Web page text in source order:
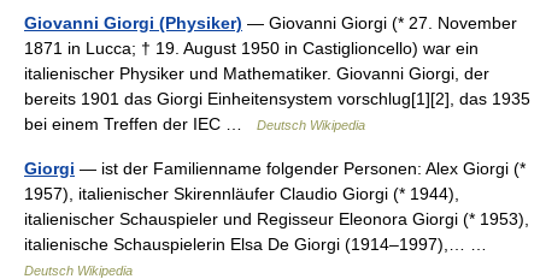
Giovanni Giorgi (Physiker) — Giovanni Giorgi (* 27. November
1871 in Lucca; † 19. August 1950 in Castiglioncello) war ein
italienischer Physiker und Mathematiker. Giovanni Giorgi, der
bereits 1901 das Giorgi Einheitensystem vorschlug[1][2], das 1935
bei einem Treffen der IEC …
Deutsch Wikipedia
Giorgi — ist der Familienname folgender Personen: Alex Giorgi (*
1957), italienischer Skirennläufer Claudio Giorgi (* 1944),
italienischer Schauspieler und Regisseur Eleonora Giorgi (* 1953),
italienische Schauspielerin Elsa De Giorgi (1914–1997),… …
Deutsch Wikipedia